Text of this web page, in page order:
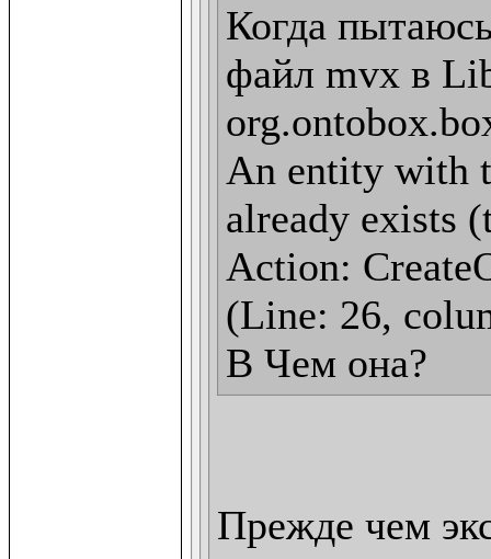
Когда
файл mvx в
An entity with
already exists
Action:
(Line: 26,
В Чем она?
Прежде чем